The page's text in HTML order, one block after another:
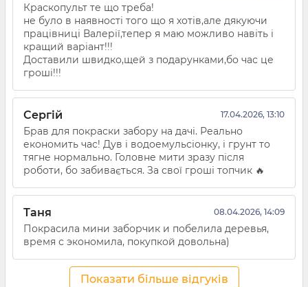
Краскопульт те що треба!
не було в наявності того що я хотів,але дякуючи
працівниці Валерії,тепер я маю можливо навіть і
кращий варіант!!!
Доставили швидко,щей з подарунками,бо час це
гроші!!!
Сергій 17.04.2026, 13:10
Брав для покраски забору на дачі. Реально
економить час! Дув і водоемульсіонку, і грунт то
тягне нормально. Головне мити зразу після
роботи, бо забивається. За свої гроші топчик 🔥
Таня 08.04.2026, 14:09
Покрасила мини заборчик и побелила деревья,
время с экономила, покупкой довольна)
Показати більше відгуків